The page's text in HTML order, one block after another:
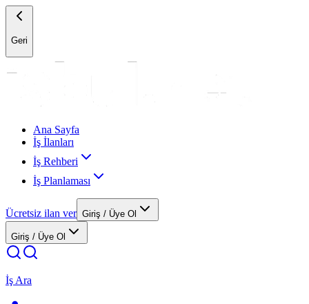
Geri
Ana Sayfa
İş İlanları
İş Rehberi
İş Planlaması
Ücretsiz ilan ver Giriş / Üye Ol
Giriş / Üye Ol
İş Ara